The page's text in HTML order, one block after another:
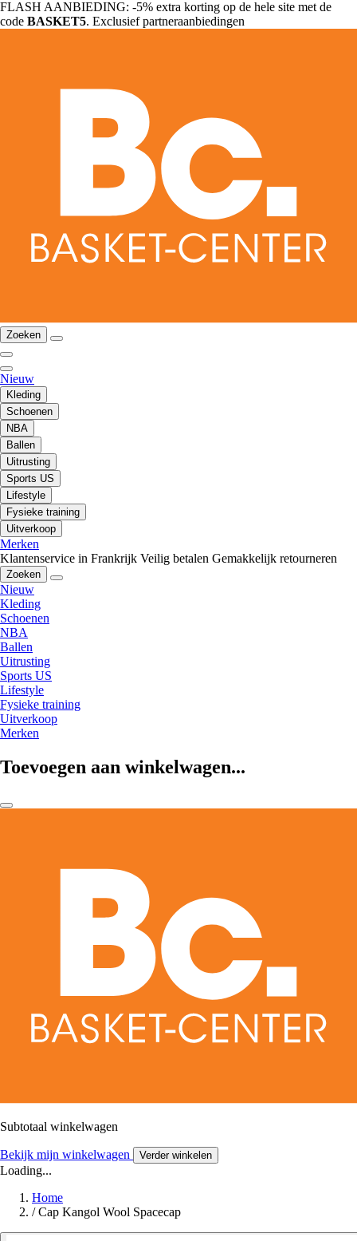
FLASH AANBIEDING: -5% extra korting op de hele site met de
code BASKET5. Exclusief partneraanbiedingen
Zoeken
Nieuw
Kleding
Schoenen
NBA
Ballen
Uitrusting
Sports US
Lifestyle
Fysieke training
Uitverkoop
Merken
Klantenservice in Frankrijk Veilig betalen Gemakkelijk retourneren
Zoeken
Nieuw
Kleding
Schoenen
NBA
Ballen
Uitrusting
Sports US
Lifestyle
Fysieke training
Uitverkoop
Merken
Toevoegen aan winkelwagen...
Subtotaal winkelwagen
Bekijk mijn winkelwagen Verder winkelen
Loading...
Home
/ Cap Kangol Wool Spacecap